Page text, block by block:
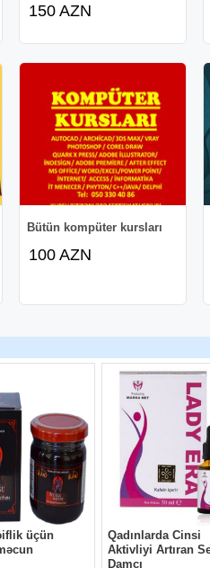
150 AZN
Bütün kompüter kursları
100 AZN